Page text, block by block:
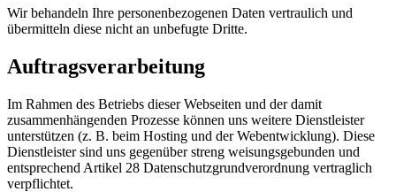
Wir behandeln Ihre personenbezogenen Daten vertraulich und
übermitteln diese nicht an unbefugte Dritte.
Auftragsverarbeitung
Im Rahmen des Betriebs dieser Webseiten und der damit
zusammenhängenden Prozesse können uns weitere Dienstleister
unterstützen (z. B. beim Hosting und der Webentwicklung). Diese
Dienstleister sind uns gegenüber streng weisungsgebunden und
entsprechend Artikel 28 Datenschutzgrundverordnung vertraglich
verpflichtet.